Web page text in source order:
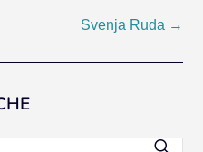
Svenja Ruda →